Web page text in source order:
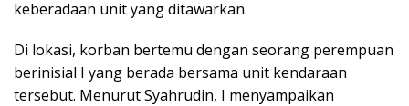
keberadaan unit yang ditawarkan.
Di lokasi, korban bertemu dengan seorang perempuan
berinisial I yang berada bersama unit kendaraan
tersebut. Menurut Syahrudin, I menyampaikan